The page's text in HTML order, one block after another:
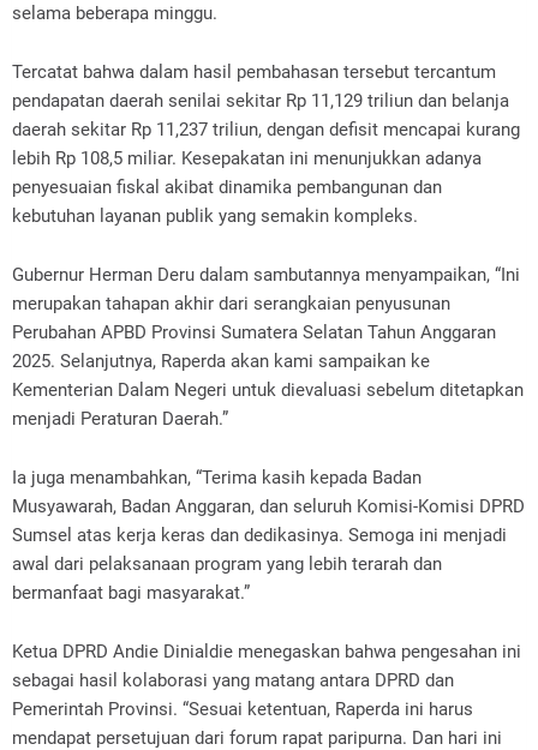
selama beberapa minggu.
Tercatat bahwa dalam hasil pembahasan tersebut tercantum
pendapatan daerah senilai sekitar Rp 11,129 triliun dan belanja
daerah sekitar Rp 11,237 triliun, dengan defisit mencapai kurang
lebih Rp 108,5 miliar. Kesepakatan ini menunjukkan adanya
penyesuaian fiskal akibat dinamika pembangunan dan
kebutuhan layanan publik yang semakin kompleks.
Gubernur Herman Deru dalam sambutannya menyampaikan, “Ini
merupakan tahapan akhir dari serangkaian penyusunan
Perubahan APBD Provinsi Sumatera Selatan Tahun Anggaran
2025. Selanjutnya, Raperda akan kami sampaikan ke
Kementerian Dalam Negeri untuk dievaluasi sebelum ditetapkan
menjadi Peraturan Daerah.”
Ia juga menambahkan, “Terima kasih kepada Badan
Musyawarah, Badan Anggaran, dan seluruh Komisi-Komisi DPRD
Sumsel atas kerja keras dan dedikasinya. Semoga ini menjadi
awal dari pelaksanaan program yang lebih terarah dan
bermanfaat bagi masyarakat.”
Ketua DPRD Andie Dinialdie menegaskan bahwa pengesahan ini
sebagai hasil kolaborasi yang matang antara DPRD dan
Pemerintah Provinsi. “Sesuai ketentuan, Raperda ini harus
mendapat persetujuan dari forum rapat paripurna. Dan hari ini